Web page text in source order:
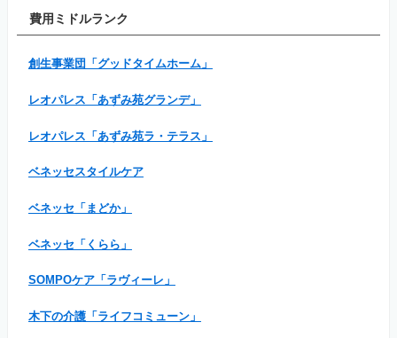
費用ミドルランク
創生事業団「グッドタイムホーム」
レオパレス「あずみ苑グランデ」
レオパレス「あずみ苑ラ・テラス」
ベネッセスタイルケア
ベネッセ「まどか」
ベネッセ「くらら」
SOMPOケア「ラヴィーレ」
木下の介護「ライフコミューン」